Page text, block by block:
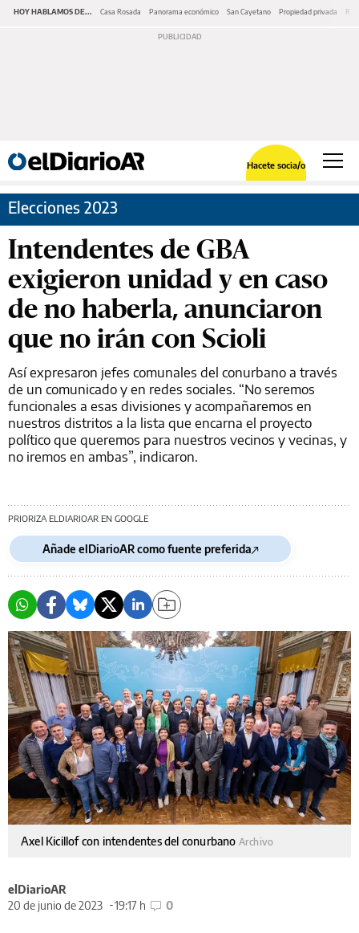
HOY HABLAMOS DE... Casa Rosada Panorama económico San Cayetano Propiedad privada
Hacete socia/o
Elecciones 2023
Intendentes de GBA
exigieron unidad y en caso
de no haberla, anunciaron
que no irán con Scioli
Así expresaron jefes comunales del conurbano a través
de un comunicado y en redes sociales. “No seremos
funcionales a esas divisiones y acompañaremos en
nuestros distritos a la lista que encarna el proyecto
político que queremos para nuestros vecinos y vecinas, y
no iremos en ambas”, indicaron.
PRIORIZA ELDIARIOAR EN GOOGLE
Añade elDiarioAR como fuente preferida
Axel Kicillof con intendentes del conurbano Archivo
elDiarioAR
20 de junio de 2023
19:17 h 0